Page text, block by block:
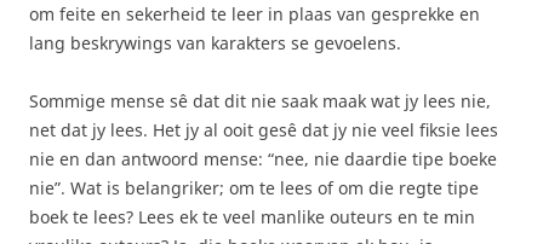
om feite en sekerheid te leer in plaas van gesprekke en
lang beskrywings van karakters se gevoelens.
Sommige mense sê dat dit nie saak maak wat jy lees nie,
net dat jy lees. Het jy al ooit gesê dat jy nie veel fiksie lees
nie en dan antwoord mense: “nee, nie daardie tipe boeke
nie”. Wat is belangriker; om te lees of om die regte tipe
boek te lees? Lees ek te veel manlike outeurs en te min